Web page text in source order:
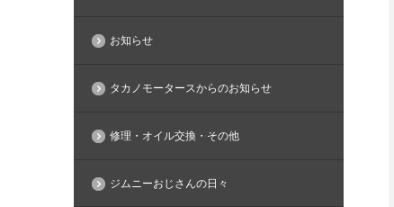
お知らせ
タカノモータースからのお知らせ
修理・オイル交換・その他
ジムニーおじさんの日々